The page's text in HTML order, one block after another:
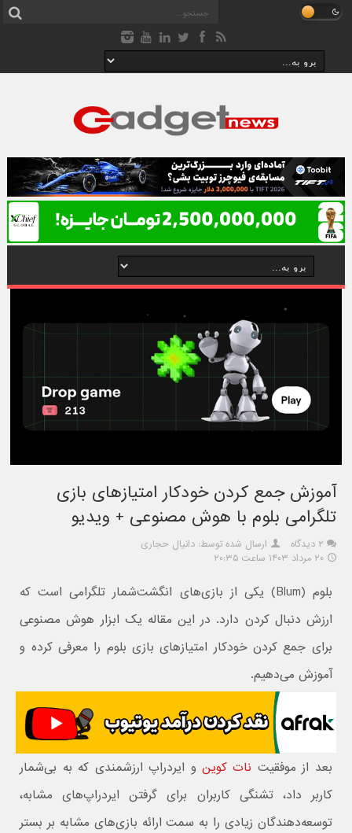
آموزش جمع کردن خودکار امتیازهای بازی
تلگرامی بلوم با هوش مصنوعی + ویدیو
۲ دیدگاه
ارسال شده توسط: دانیال حجاری
۲۰ مرداد ۱۴۰۳ ساعت ۲۰:۳۵
بلوم (Blum) یکی از بازی‌های انگشت‌شمار تلگرامی است که
ارزش دنبال کردن دارد. در این مقاله یک ابزار هوش مصنوعی
برای جمع کردن خودکار امتیازهای بازی بلوم را معرفی کرده و
آموزش می‌دهیم.
بعد از موفقیت نات کوین و ایردراپ ارزشمندی که به بی‌شمار
کاربر داد، تشنگی کاربران برای گرفتن ایردراپ‌های مشابه،
توسعه‌دهندگان زیادی را به سمت ارائه بازی‌های مشابه بر بستر